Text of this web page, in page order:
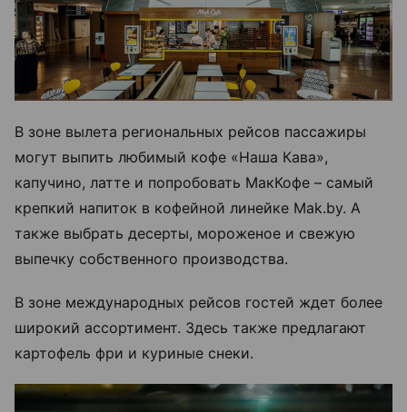
В зоне вылета региональных рейсов пассажиры
могут выпить любимый кофе «Наша Кава»,
капучино, латте и попробовать МакКофе – самый
крепкий напиток в кофейной линейке Mak.by. А
также выбрать десерты, мороженое и свежую
выпечку собственного производства.
В зоне международных рейсов гостей ждет более
широкий ассортимент. Здесь также предлагают
картофель фри и куриные снеки.